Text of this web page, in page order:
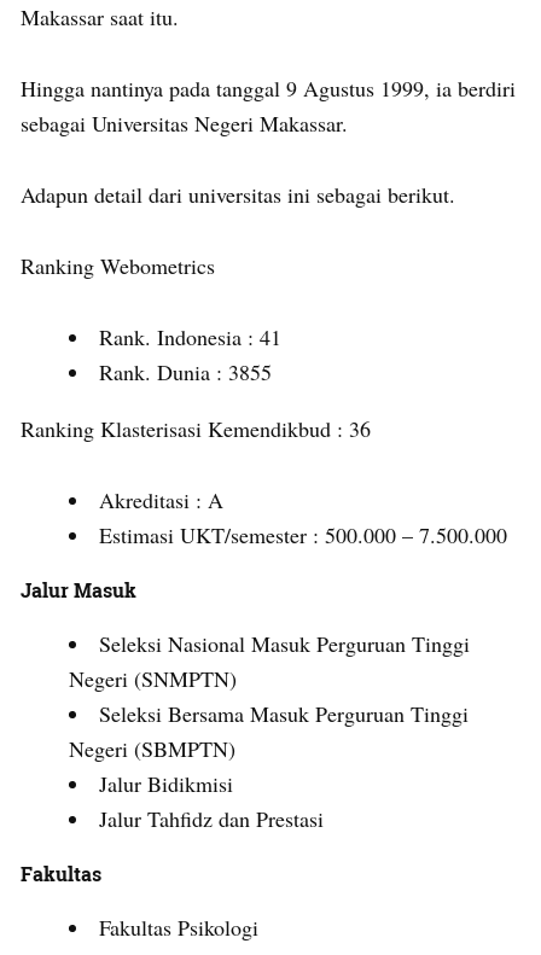
Makassar saat itu.
Hingga nantinya pada tanggal 9 Agustus 1999, ia berdiri
sebagai Universitas Negeri Makassar.
Adapun detail dari universitas ini sebagai berikut.
Ranking Webometrics
Rank. Indonesia : 41
Rank. Dunia : 3855
Ranking Klasterisasi Kemendikbud : 36
Akreditasi : A
Estimasi UKT/semester : 500.000 – 7.500.000
Jalur Masuk
Seleksi Nasional Masuk Perguruan Tinggi
Negeri (SNMPTN)
Seleksi Bersama Masuk Perguruan Tinggi
Negeri (SBMPTN)
Jalur Bidikmisi
Jalur Tahfidz dan Prestasi
Fakultas
Fakultas Psikologi